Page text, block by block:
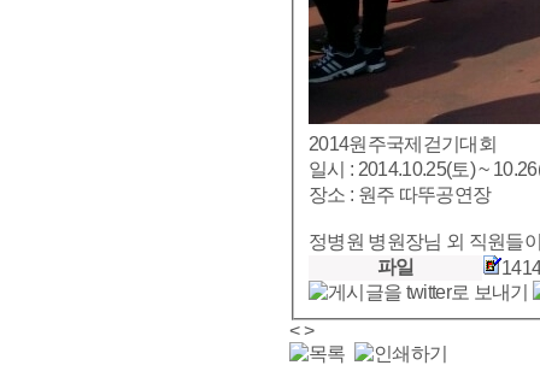
2014원주국제걷기대회
일시 : 2014.10.25(토) ~
장소 : 원주 따뚜공연장
정병원 병원장님 외 직원들
파일
< >